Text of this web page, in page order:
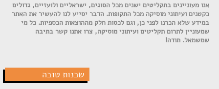
אנו מעוניינים בתקליטים ישנים מכל הסוגים, ישראליים ולועזיים, גדולים
כקטנים ועיתוני מוסיקה מכל התקופות. הדבר יסייע לנו להעשיר את האתר
במידע שלא הכרנו לפני כן, וגם לכסות חלק מההוצאות הכספיות. כל מי
שמעוניין לתרום תקליטים ועיתוני מוסיקה, צרו אתנו קשר בתיבה
שמשמאל. תודה!
שכנות טובה